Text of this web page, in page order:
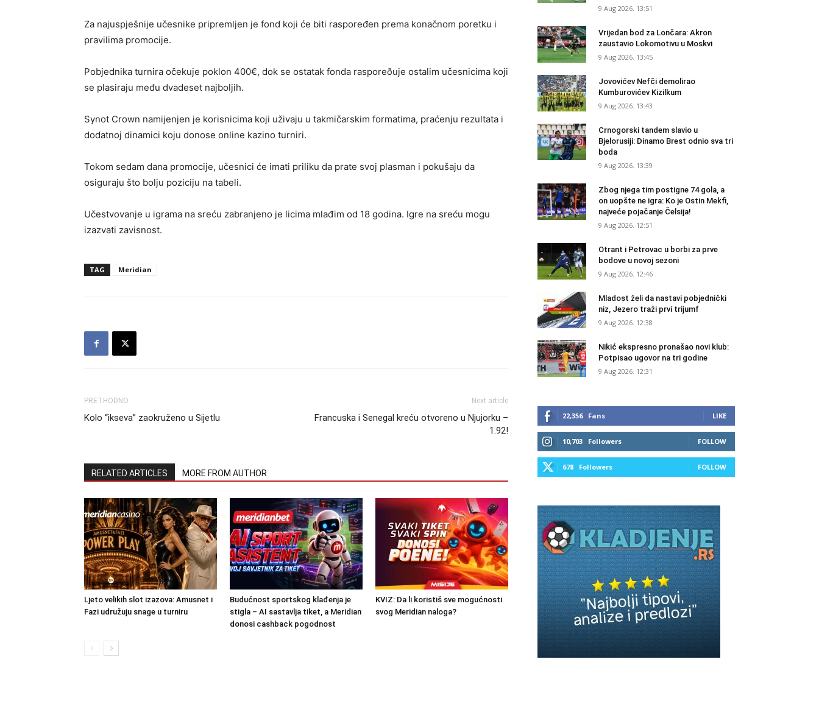
Za najuspješnije učesnike pripremljen je fond koji će biti raspoređen prema konačnom poretku i
pravilima promocije.
Pobjednika turnira očekuje poklon 400€, dok se ostatak fonda rasporeðuje ostalim učesnicima koji
se plasiraju među dvadeset najboljih.
Synot Crown namijenjen je korisnicima koji uživaju u takmičarskim formatima, praćenju rezultata i
dodatnoj dinamici koju donose online kazino turniri.
Tokom sedam dana promocije, učesnici će imati priliku da prate svoj plasman i pokušaju da
osiguraju što bolju poziciju na tabeli.
Učestvovanje u igrama na sreću zabranjeno je licima mlađim od 18 godina. Igre na sreću mogu
izazvati zavisnost.
TAG Meridian
PRETHODNO
Kolo “ikseva” zaokruženo u Sijetlu
Next article
Francuska i Senegal kreću otvoreno u Njujorku –
1.92!
RELATED ARTICLES MORE FROM AUTHOR
Ljeto velikih slot izazova: Amusnet i
Fazi udružuju snage u turniru
Budućnost sportskog klađenja je
stigla – AI sastavlja tiket, a Meridian
donosi cashback pogodnost
KVIZ: Da li koristiš sve mogućnosti
svog Meridian naloga?
9 Aug 2026. 13:51
Vrijedan bod za Lončara: Akron
zaustavio Lokomotivu u Moskvi
9 Aug 2026. 13:45
Jovovićev Nefči demolirao
Kumburovićev Kizilkum
9 Aug 2026. 13:43
Crnogorski tandem slavio u
Bjelorusiji: Dinamo Brest odnio sva tri
boda
9 Aug 2026. 13:39
Zbog njega tim postigne 74 gola, a
on uopšte ne igra: Ko je Ostin Mekfi,
najveće pojačanje Čelsija!
9 Aug 2026. 12:51
Otrant i Petrovac u borbi za prve
bodove u novoj sezoni
9 Aug 2026. 12:46
Mladost želi da nastavi pobjednički
niz, Jezero traži prvi trijumf
9 Aug 2026. 12:38
Nikić ekspresno pronašao novi klub:
Potpisao ugovor na tri godine
9 Aug 2026. 12:31
22,356 Fans LIKE
10,703 Followers FOLLOW
678 Followers FOLLOW